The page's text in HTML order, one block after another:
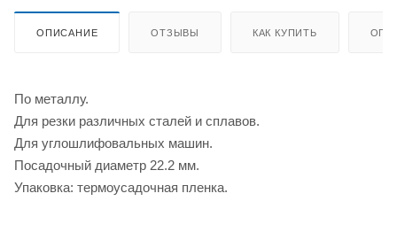
ОПИСАНИЕ ОТЗЫВЫ КАК КУПИТЬ
По металлу.
Для резки различных сталей и сплавов.
Для углошлифовальных машин.
Посадочный диаметр 22.2 мм.
Упаковка: термоусадочная пленка.